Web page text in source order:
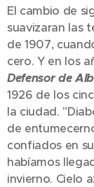
El cambio de
suavizaran las
de 1907,
cero. Y en los
Defensor de
1926 de los
la ciudad.
de
confiados en
habíamos
invierno. Cielo